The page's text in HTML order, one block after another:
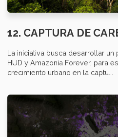
12. CAPTURA DE
La iniciativa busca desarrollar
HUD y Amazonia Forever, para
crecimiento urbano en la captu...